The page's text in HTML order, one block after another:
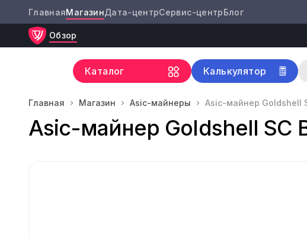
ГлавнаяМагазинДата-центрСервис-центрБлог
Обзор
Каталог Калькулятор
Главная Магазин Asic-майнеры Asic-майнер Goldshell
Asic-майнер Goldshell SC